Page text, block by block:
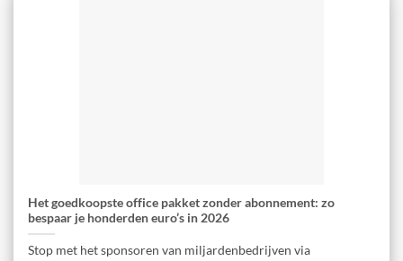
Het goedkoopste office pakket zonder abonnement: zo
bespaar je honderden euro’s in 2026
Stop met het sponsoren van miljardenbedrijven via